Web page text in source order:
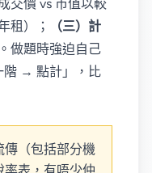
成交價 vs 市值以較
租）；
（三）計
。做題時強迫自己
階 → 點計」，比
傳（包括部分機